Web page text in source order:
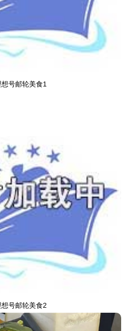
想号邮轮美食1